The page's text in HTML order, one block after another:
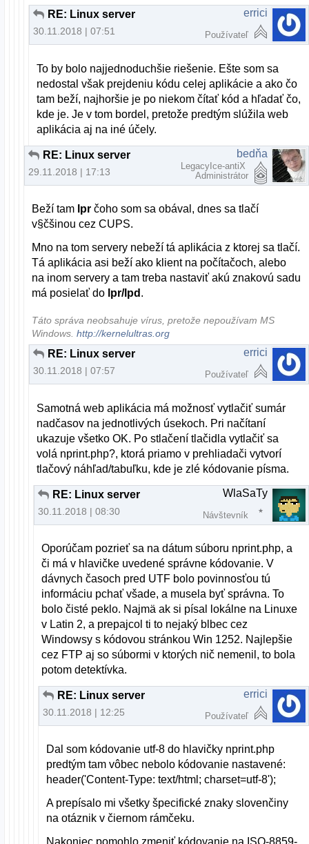
RE: Linux server
30.11.2018 | 07:51
errici
Používateľ
To by bolo najjednoduchšie riešenie. Ešte som sa
nedostal však prejdeniu kódu celej aplikácie a ako čo
tam beží, najhoršie je po niekom čítať kód a hľadať čo,
kde je. Je v tom bordel, pretože predtým slúžila web
aplikácia aj na iné účely.
RE: Linux server
29.11.2018 | 17:13
bedňa
LegacyIce-antiX
Administrátor
Beží tam lpr čoho som sa obával, dnes sa tlačí
v§čšinou cez CUPS.
Mno na tom servery nebeží tá aplikácia z ktorej sa tlačí.
Tá aplikácia asi beží ako klient na počítačoch, alebo
na inom servery a tam treba nastaviť akú znakovú sadu
má posielať do lpr/lpd .
Táto správa neobsahuje vírus, pretože nepoužívam MS
Windows.http://kernelultras.org
RE: Linux server
30.11.2018 | 07:57
errici
Používateľ
Samotná web aplikácia má možnosť vytlačiť sumár
nadčasov na jednotlivých úsekoch. Pri načítaní
ukazuje všetko OK. Po stlačení tlačidla vytlačiť sa
volá nprint.php?, ktorá priamo v prehliadači vytvorí
tlačový náhľad/tabuľku, kde je zlé kódovanie písma.
RE: Linux server
30.11.2018 | 08:30
WlaSaTy
Návštevník
Oporúčam pozrieť sa na dátum súboru nprint.php, a
či má v hlavičke uvedené správne kódovanie. V
dávnych časoch pred UTF bolo povinnosťou tú
informáciu pchať všade, a musela byť správna. To
bolo čisté peklo. Najmä ak si písal lokálne na Linuxe
v Latin 2, a prepajcol ti to nejaký blbec cez
Windowsy s kódovou stránkou Win 1252. Najlepšie
cez FTP aj so súbormi v ktorých nič nemenil, to bola
potom detektívka.
RE: Linux server
30.11.2018 | 12:25
errici
Používateľ
Dal som kódovanie utf-8 do hlavičky nprint.php
predtým tam vôbec nebolo kódovanie nastavené:
header('Content-Type: text/html; charset=utf-8');
A prepísalo mi všetky špecifické znaky slovenčiny
na otáznik v čiernom rámčeku.
Nakoniec pomohlo zmeniť kódovanie na ISO-8859-